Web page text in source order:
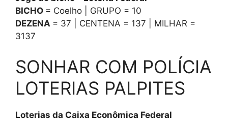
BICHO = Coelho | GRUPO = 10
DEZENA = 37 | CENTENA = 137 | MILHAR =
3137
SONHAR COM POLÍCIA
LOTERIAS PALPITES
Loterias da Caixa Econômica Federal